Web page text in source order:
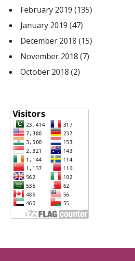
February 2019 (135)
January 2019 (47)
December 2018 (15)
November 2018 (7)
October 2018 (2)